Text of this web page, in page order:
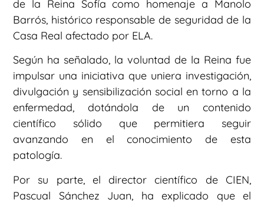
de la Reina Sofía como homenaje a Manolo
Barrós, histórico responsable de seguridad de la
Casa Real afectado por ELA.
Según ha señalado, la voluntad de la Reina fue
impulsar una iniciativa que uniera investigación,
divulgación y sensibilización social en torno a la
enfermedad, dotándola de un contenido
científico sólido que permitiera seguir
avanzando en el conocimiento de esta
patología.
Por su parte, el director científico de CIEN,
Pascual Sánchez Juan, ha explicado que el